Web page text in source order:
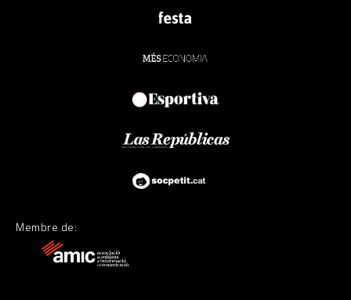
Membre de: